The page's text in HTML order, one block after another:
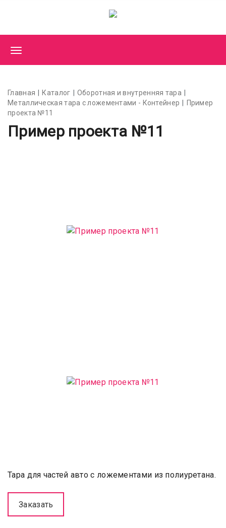
Главная Каталог
Оборотная и внутренняя тара
Металлическая тара с ложементами - Контейнер
Пример
проекта №11
Пример проекта №11
Тара для частей авто с ложементами из полиуретана.
Заказать